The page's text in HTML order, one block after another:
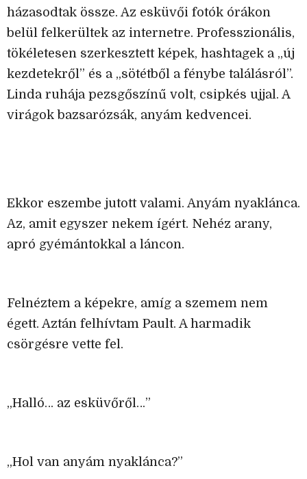
házasodtak össze. Az esküvői fotók órákon
belül felkerültek az internetre. Professzionális,
tökéletesen szerkesztett képek, hashtagek a „új
kezdetekről” és a „sötétből a fénybe találásról”.
Linda ruhája pezsgőszínű volt, csipkés ujjal. A
virágok bazsarózsák, anyám kedvencei.
Ekkor eszembe jutott valami. Anyám nyaklánca.
Az, amit egyszer nekem ígért. Nehéz arany,
apró gyémántokkal a láncon.
Felnéztem a képekre, amíg a szemem nem
égett. Aztán felhívtam Pault. A harmadik
csörgésre vette fel.
„Halló… az esküvőről…”
„Hol van anyám nyaklánca?”